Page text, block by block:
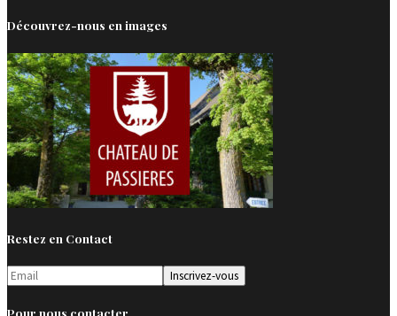
Découvrez-nous en images
Restez en Contact
Pour nous contacter